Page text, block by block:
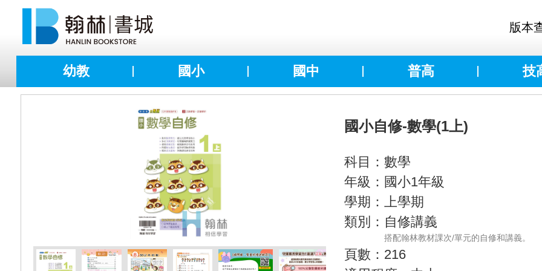
版本
幼教 國小 國中 普高 技
國小自修-數學(1上)
科目：數學
年級：國小1年級
學期：上學期
類別：自修講義
搭配翰林教材課次/單元的自修和講義。
頁數：216